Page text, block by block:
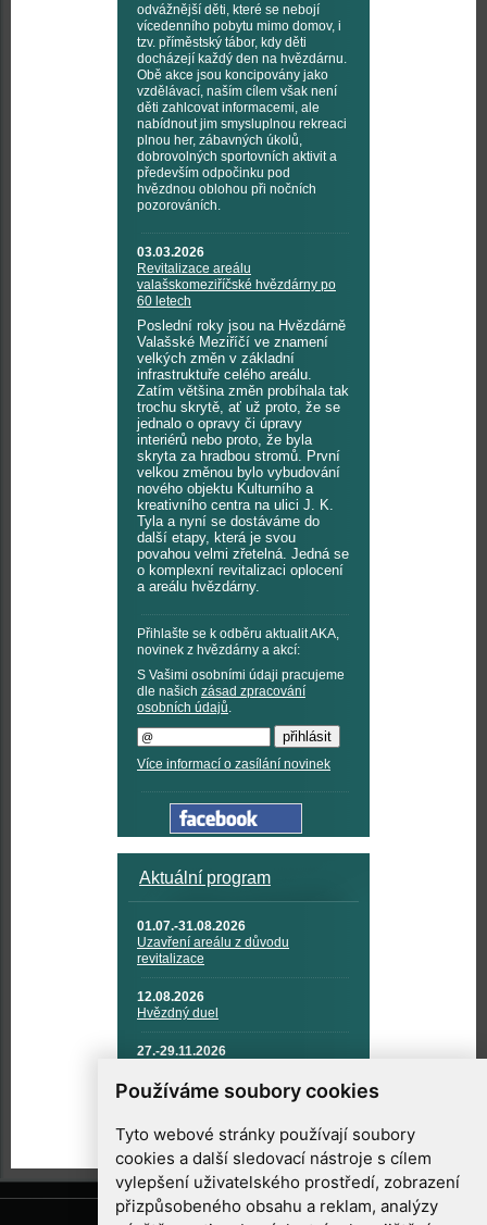
Používáme soubory cookies
Tyto webové stránky používají soubory
cookies a další sledovací nástroje s cílem
vylepšení uživatelského prostředí, zobrazení
přizpůsobeného obsahu a reklam, analýzy
odvážnější děti, které se nebojí
vícedenního pobytu mimo domov, i
tzv. příměstský tábor, kdy děti
docházejí každý den na hvězdárnu.
Obě akce jsou koncipovány jako
vzdělávací, naším cílem však není
děti zahlcovat informacemi, ale
nabídnout jim smysluplnou rekreaci
plnou her, zábavných úkolů,
dobrovolných sportovních aktivit a
především odpočinku pod
hvězdnou oblohou při nočních
pozorováních.
03.03.2026
Revitalizace areálu
valašskomeziříčské hvězdárny po
60 letech
Poslední roky jsou na Hvězdárně
Valašské Meziříčí ve znamení
velkých změn v základní
infrastruktuře celého areálu.
Zatím většina změn probíhala tak
trochu skrytě, ať už proto, že se
jednalo o opravy či úpravy
interiérů nebo proto, že byla
skryta za hradbou stromů. První
velkou změnou bylo vybudování
nového objektu Kulturního a
kreativního centra na ulici J. K.
Tyla a nyní se dostáváme do
další etapy, která je svou
povahou velmi zřetelná. Jedná se
o komplexní revitalizaci oplocení
a areálu hvězdárny.
Přihlašte se k odběru aktualit AKA,
novinek z hvězdárny a akcí:
S Vašimi osobními údaji pracujeme
dle našich zásad zpracování
osobních údajů.
Více informací o zasílání novinek
Aktuální program
01.07.-31.08.2026
Uzavření areálu z důvodu
revitalizace
12.08.2026
Hvězdný duel
27.-29.11.2026
TECHNIKA A KOSMICKÉ
TECHNOLOGIE